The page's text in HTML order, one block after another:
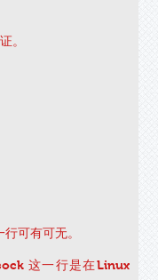
。
可有可无。
这一行是在Linux